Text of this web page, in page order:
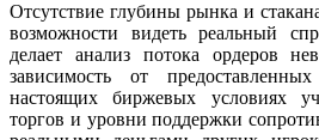
Отсутствие глубины рынка и
возможности видеть реальный
делает анализ потока ордеров
зависимость от
настоящих биржевых условиях
торгов и уровни поддержки